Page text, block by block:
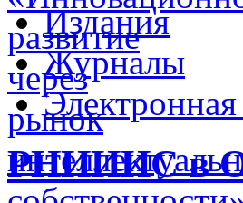
Издания
Журналы
РНИИИС в